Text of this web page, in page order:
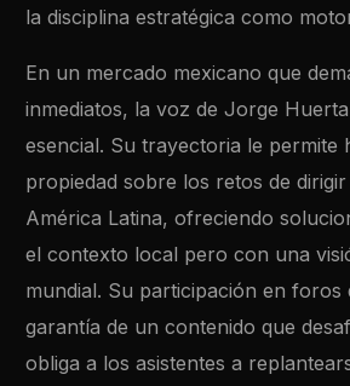
la disciplina estratégica como
En un mercado mexicano que
inmediatos, la voz de Jorge
esencial. Su trayectoria le permite
propiedad sobre los retos de
América Latina, ofreciendo
el contexto local pero con una
mundial. Su participación en foros
garantía de un contenido que
obliga a los asistentes a